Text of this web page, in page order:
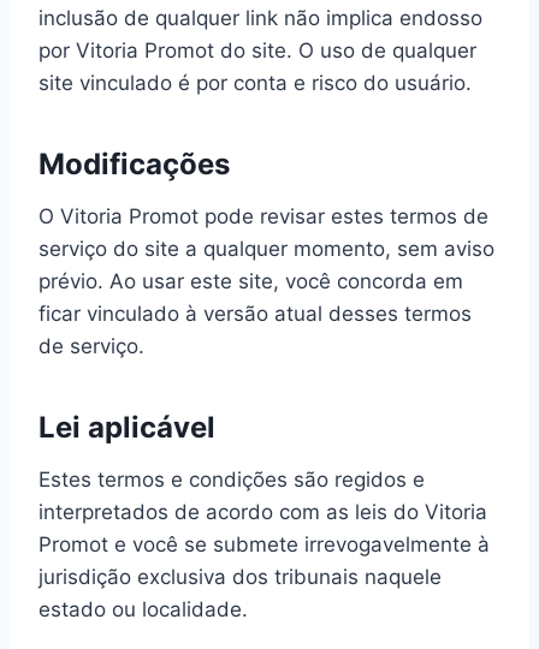
inclusão de qualquer link não implica endosso
por Vitoria Promot do site. O uso de qualquer
site vinculado é por conta e risco do usuário.
Modificações
O Vitoria Promot pode revisar estes termos de
serviço do site a qualquer momento, sem aviso
prévio. Ao usar este site, você concorda em
ficar vinculado à versão atual desses termos
de serviço.
Lei aplicável
Estes termos e condições são regidos e
interpretados de acordo com as leis do Vitoria
Promot e você se submete irrevogavelmente à
jurisdição exclusiva dos tribunais naquele
estado ou localidade.